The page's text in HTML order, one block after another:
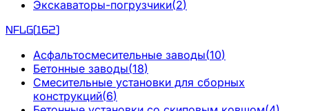
Экскаваторы-погрузчики(2)
NFLG(162)
Асфальтосмесительные заводы(10)
Бетонные заводы(18)
Смесительные установки для сборных
конструкций(6)